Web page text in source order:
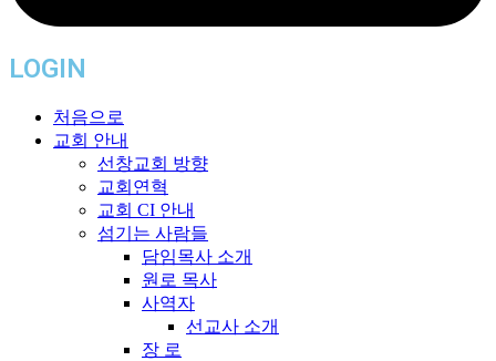
LOGIN
처음으로
교회 안내
선창교회 방향
교회연혁
교회 CI 안내
섬기는 사람들
담임목사 소개
원로 목사
사역자
선교사 소개
장 로